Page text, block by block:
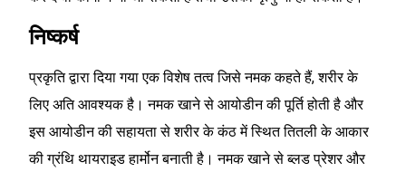
निष्कर्ष
प्रकृति द्वारा दिया गया एक विशेष तत्व जिसे नमक कहते हैं, शरीर के
लिए अति आवश्यक है। नमक खाने से आयोडीन की पूर्ति होती है और
इस आयोडीन की सहायता से शरीर के कंठ में स्थित तितली के आकार
की ग्रंथि थायराइड हार्मोन बनाती है। नमक खाने से ब्लड प्रेशर और